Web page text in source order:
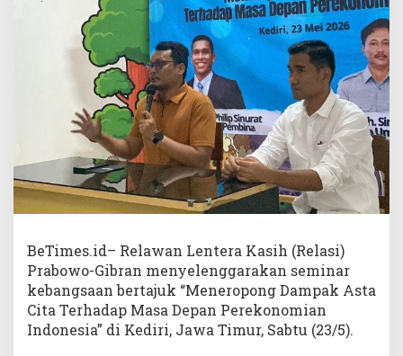
BeTimes.id– Relawan Lentera Kasih (Relasi)
Prabowo-Gibran menyelenggarakan seminar
kebangsaan bertajuk “Meneropong Dampak Asta
Cita Terhadap Masa Depan Perekonomian
Indonesia” di Kediri, Jawa Timur, Sabtu (23/5).